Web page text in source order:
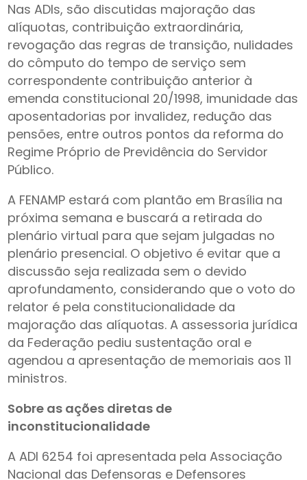
Nas ADIs, são discutidas majoração das
alíquotas, contribuição extraordinária,
revogação das regras de transição, nulidades
do cômputo do tempo de serviço sem
correspondente contribuição anterior à
emenda constitucional 20/1998, imunidade das
aposentadorias por invalidez, redução das
pensões, entre outros pontos da reforma do
Regime Próprio de Previdência do Servidor
Público.
A FENAMP estará com plantão em Brasília na
próxima semana e buscará a retirada do
plenário virtual para que sejam julgadas no
plenário presencial. O objetivo é evitar que a
discussão seja realizada sem o devido
aprofundamento, considerando que o voto do
relator é pela constitucionalidade da
majoração das alíquotas. A assessoria jurídica
da Federação pediu sustentação oral e
agendou a apresentação de memoriais aos 11
ministros.
Sobre as ações diretas de
inconstitucionalidade
A ADI 6254 foi apresentada pela Associação
Nacional das Defensoras e Defensores